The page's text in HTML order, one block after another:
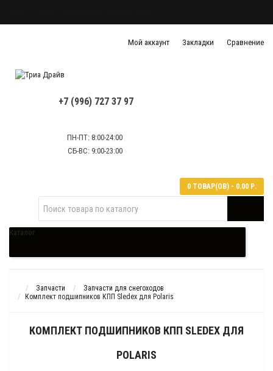
Мой аккаунт Закладки Сравнение
+7 (996) 727 37 97
ПН-ПТ: 8:00-24:00
СБ-ВС: 9:00-23:00
0 ТОВАР(ОВ) - 0.00 Р.
Каталог
Запчасти
Запчасти для снегоходов
Комплект подшипников КПП Sledex для Polaris
КОМПЛЕКТ ПОДШИПНИКОВ КПП SLEDEX ДЛЯ
POLARIS